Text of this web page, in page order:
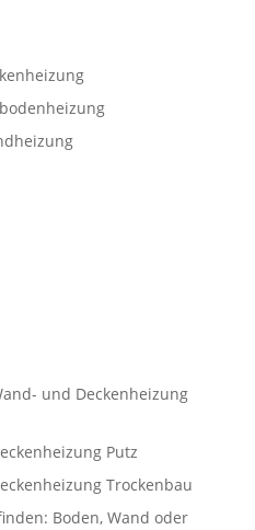
und Deckenheizung
Putz
Trockenbau
Boden, Wand oder